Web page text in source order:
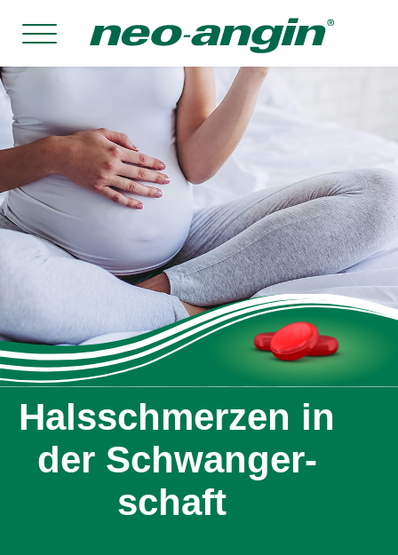
Halsschmerzen in
der Schwanger­
schaft